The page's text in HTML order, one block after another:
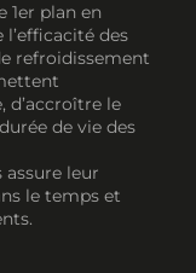
1er plan en
des
refroidissement
d’accroître le
de vie des
leur
le temps et